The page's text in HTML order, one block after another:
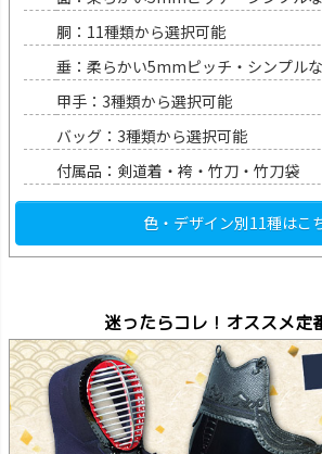
胴：11種類から選択可能
垂：柔らかい5mmピッチ・シンプル
甲手：3種類から選択可能
バッグ：3種類から選択可能
付属品：剣道着・袴・竹刀・竹刀袋
色・デザイン別11種はこ
迷ったらコレ！オススメ定